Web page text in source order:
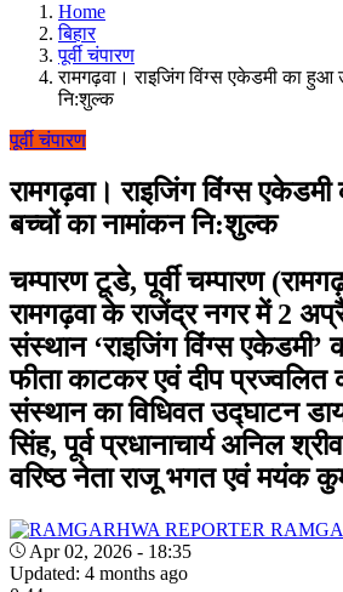
Home
बिहार
पूर्वी चंपारण
रामगढ़वा। राइजिंग विंग्स एकेडमी का हुआ
नि:शुल्क
पूर्वी चंपारण
रामगढ़वा। राइजिंग विंग्स
बच्चों का नामांकन नि:शुल्क
चम्पारण टूडे, पूर्वी चम्पारण
रामगढ़वा के राजेंद्र नगर में 2
संस्थान ‘राइजिंग विंग्स एकेडमी’
फीता काटकर एवं दीप प्रज्वलित
संस्थान का विधिवत उद्घाटन
सिंह, पूर्व प्रधानाचार्य अनिल
वरिष्ठ नेता राजू भगत एवं मयंक
Apr 02, 2026 - 18:35
Updated: 4 months ago